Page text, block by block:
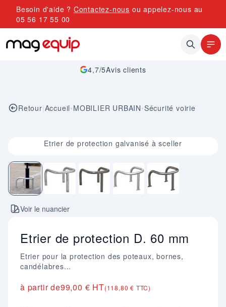
Allez au contenu
Besoin d'aide ? Contactez-nous ou appelez-nous au
05 56 17 55 00
4,7/5Avis clients
Retour|Accueil•MOBILIER URBAIN•Sécurité voirie
Image 1 sur 5Etrier de protection galvanisé à sceller
Voir le nuancier
Etrier de protection D. 60 mm
Etrier pour la protection des poteaux, bornes,
candélabres...
à partir de99,00 € HT(118,80 € TTC)